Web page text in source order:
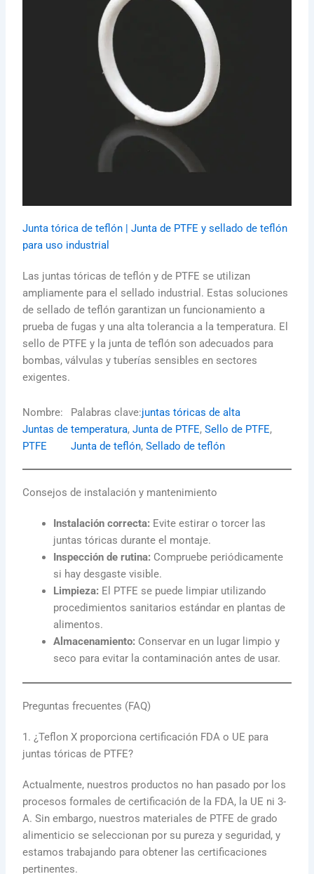
Junta tórica de teflón | Junta de PTFE y sellado de teflón
para uso industrial
Las juntas tóricas de teflón y de PTFE se utilizan
ampliamente para el sellado industrial. Estas soluciones
de sellado de teflón garantizan un funcionamiento a
prueba de fugas y una alta tolerancia a la temperatura. El
sello de PTFE y la junta de teflón son adecuados para
bombas, válvulas y tuberías sensibles en sectores
exigentes.
Nombre:
Juntas de
PTFE
Palabras clave:juntas tóricas de alta
temperatura, Junta de PTFE, Sello de PTFE
Junta de teflón, Sellado de teflón
Consejos de instalación y mantenimiento
Instalación correcta: Evite estirar o torcer las
juntas tóricas durante el montaje.
Inspección de rutina: Compruebe periódicamente
si hay desgaste visible.
Limpieza: El PTFE se puede limpiar utilizando
procedimientos sanitarios estándar en plantas de
alimentos.
Almacenamiento: Conservar en un lugar limpio y
seco para evitar la contaminación antes de usar.
Preguntas frecuentes (FAQ)
1. ¿Teflon X proporciona certificación FDA o UE para
juntas tóricas de PTFE?
Actualmente, nuestros productos no han pasado por los
procesos formales de certificación de la FDA, la UE ni 3-
A. Sin embargo, nuestros materiales de PTFE de grado
alimenticio se seleccionan por su pureza y seguridad, y
estamos trabajando para obtener las certificaciones
pertinentes.